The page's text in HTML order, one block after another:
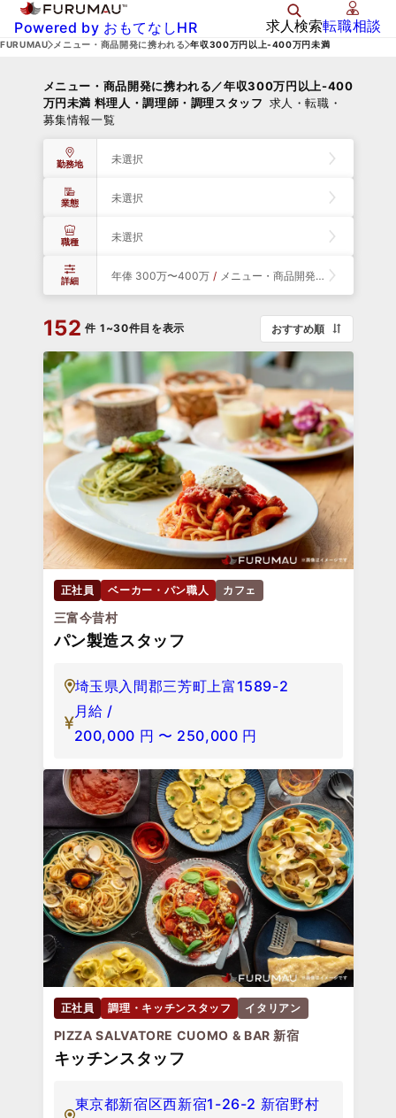
Powered by おもてなしHR 求人検索転職相談
FURUMAU メニュー・商品開発に携われる 年収300万円以上-400万円未満
メニュー・商品開発に携われる／年収300万円以上-400
万円未満 料理人・調理師・調理スタッフ 求人・転職・
募集情報一覧
勤務地 未選択
業態 未選択
職種 未選択
詳細 年俸 300万〜400万 / メニュー・商品開発に携われる
152 件 1~30件目を表示 おすすめ順
正社員 ベーカー・パン職人 カフェ
三富今昔村
パン製造スタッフ
埼玉県入間郡三芳町上富1589-2
月給 /
200,000 円 〜 250,000 円
正社員 調理・キッチンスタッフ イタリアン
PIZZA SALVATORE CUOMO & BAR 新宿
キッチンスタッフ
東京都新宿区西新宿1-26-2 新宿野村